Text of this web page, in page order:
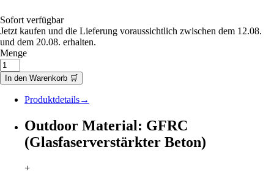
Sofort verfügbar
Jetzt kaufen und die Lieferung voraussichtlich zwischen dem 12.08.
und dem 20.08. erhalten.
Menge
In den Warenkorb 🛒
Produktdetails→
Outdoor Material: GFRC
(Glasfaserverstärkter Beton)
+